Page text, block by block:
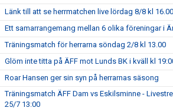
Länk till att se herrmatchen live lördag 8/8 kl 16.00
Ett samarrangemang mellan 6 olika föreningar i
Träningsmatch för herrarna söndag 2/8 kl 13.00
Glöm inte titta på ÄFF mot Lunds BK i kväll kl
Roar Hansen ger sin syn på herrarnas säsong
Träningsmatch ÄFF Dam vs Eskilsminne -
25/7 13:00